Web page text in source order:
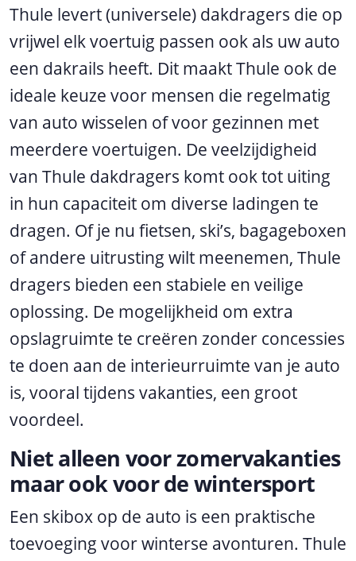
Thule levert (universele) dakdragers die op
vrijwel elk voertuig passen ook als uw auto
een dakrails heeft. Dit maakt Thule ook de
ideale keuze voor mensen die regelmatig
van auto wisselen of voor gezinnen met
meerdere voertuigen. De veelzijdigheid
van Thule dakdragers komt ook tot uiting
in hun capaciteit om diverse ladingen te
dragen. Of je nu fietsen, ski’s, bagageboxen
of andere uitrusting wilt meenemen, Thule
dragers bieden een stabiele en veilige
oplossing. De mogelijkheid om extra
opslagruimte te creëren zonder concessies
te doen aan de interieurruimte van je auto
is, vooral tijdens vakanties, een groot
voordeel.
Niet alleen voor zomervakanties
maar ook voor de wintersport
Een skibox op de auto is een praktische
toevoeging voor winterse avonturen. Thule